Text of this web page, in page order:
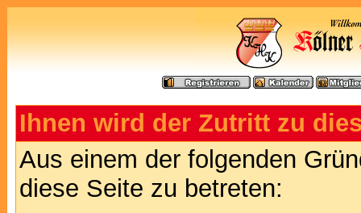
Ihnen wird der Zutritt zu
Aus einem der folgenden
diese Seite zu betreten: